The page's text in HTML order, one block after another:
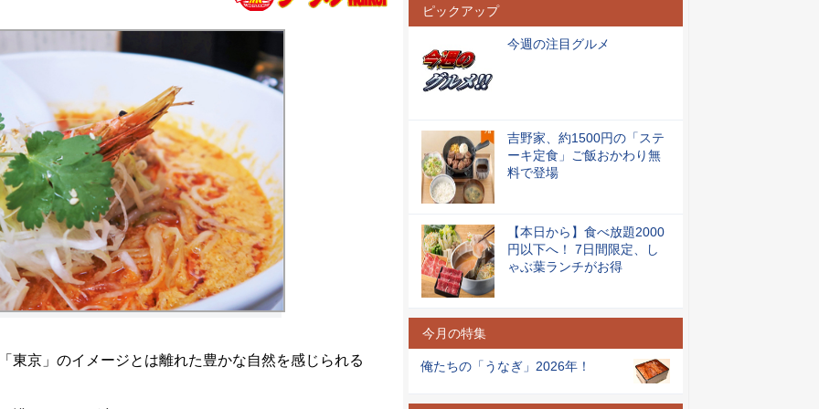
京」のイメージとは離れた豊かな自然を感じられる
ピックアップ
今週の注目グルメ
吉野家、約1500円の「ステ
ーキ定食」ご飯おかわり無
料で登場
【本日から】食べ放題2000
円以下へ！ 7日間限定、し
ゃぶ葉ランチがお得
今月の特集
俺たちの「うなぎ」2026年！